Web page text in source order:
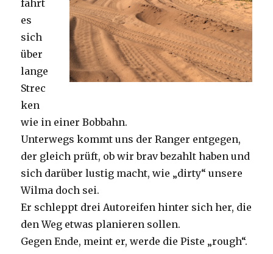
fährt
es
sich
über
lange
Strec
ken
wie in einer Bobbahn.
Unterwegs kommt uns der Ranger entgegen,
der gleich prüft, ob wir brav bezahlt haben und
sich darüber lustig macht, wie „dirty“ unsere
Wilma doch sei.
Er schleppt drei Autoreifen hinter sich her, die
den Weg etwas planieren sollen.
Gegen Ende, meint er, werde die Piste „rough“.